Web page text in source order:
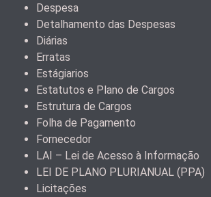
Despesa
Detalhamento das Despesas
Diárias
Erratas
Estágiarios
Estatutos e Plano de Cargos
Estrutura de Cargos
Folha de Pagamento
Fornecedor
LAI – Lei de Acesso à Informação
LEI DE PLANO PLURIANUAL (PPA)
Licitações